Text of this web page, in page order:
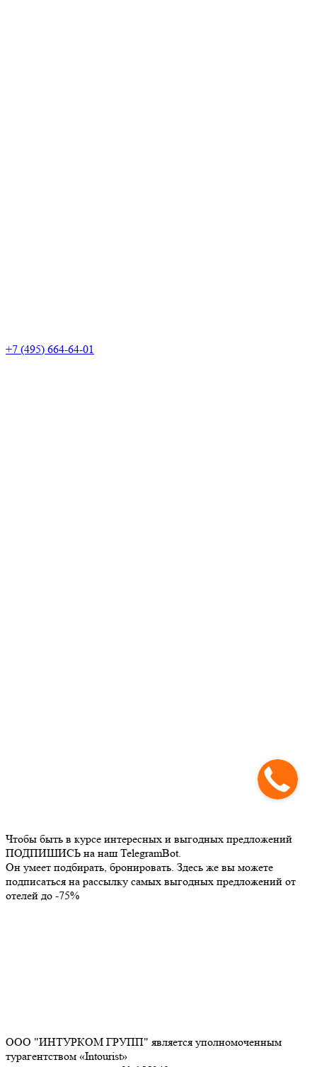
+7 (495) 664-64-01
Чтобы быть в курсе интересных и выгодных предложений
ПОДПИШИСЬ на наш TelegramBot.
Он умеет подбирать, бронировать. Здесь же вы можете
подписаться на рассылку самых выгодных предложений от
отелей до -75%
ООО "ИНТУРКОМ ГРУПП" является уполномоченным
турагентством «Intourist»